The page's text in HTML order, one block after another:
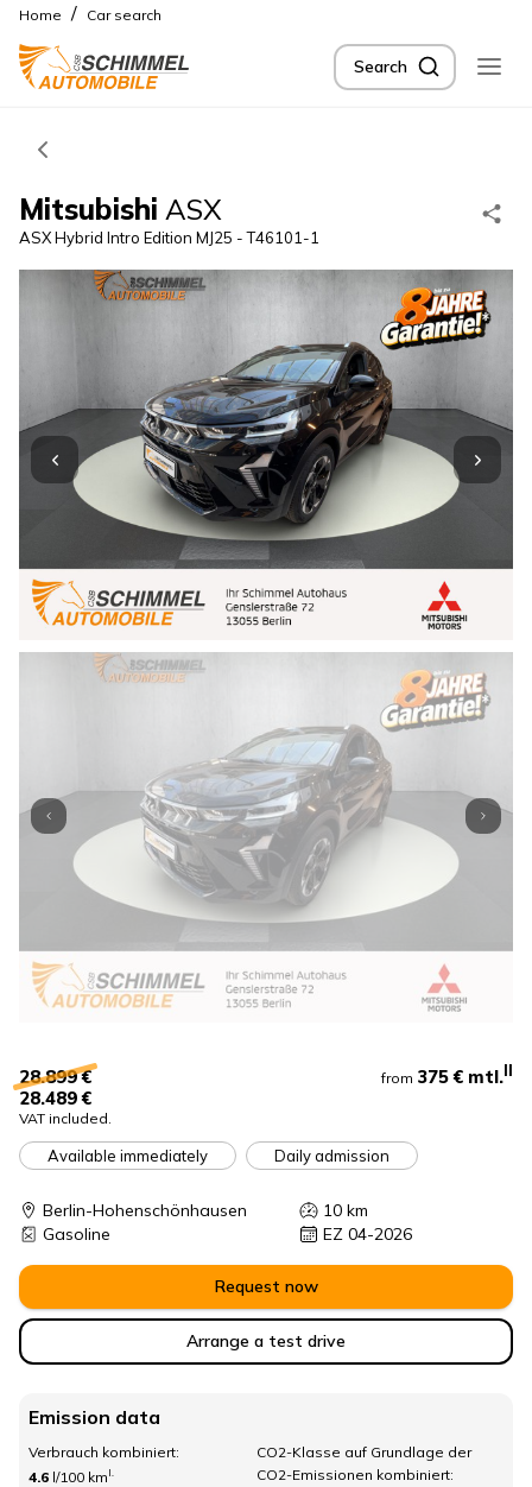
Home / Car search
Search
Mitsubishi ASX
ASX Hybrid Intro Edition MJ25 - T46101-1
28.899 €
28.489 €
VAT included.
from 375 € mtl.II
Available immediately Daily admission
Berlin-Hohenschönhausen 10km
Gasoline
EZ 04-2026
Request now
Arrange a test drive
Emission data
Verbrauch kombiniert:
4.6 l/100 km I.
CO2-Klasse auf Grundlage der
CO2-Emissionen kombiniert: